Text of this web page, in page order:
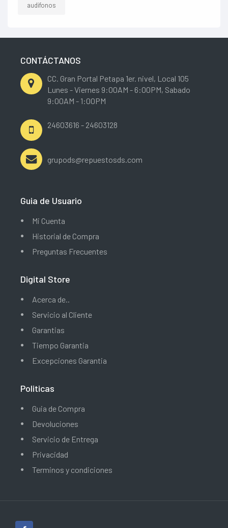
audifonos
CONTÁCTANOS
CC. Gran Portal Petapa 1er. nivel, Local 105
Lunes - Viernes 9:00AM - 6:00PM, Sabado
9:00AM - 1:00PM
24603616 - 24603128
grupods@repuestosds.com
Guia de Usuario
Mi Cuenta
Historial de Compra
Preguntas Frecuentes
Digital Store
Acerca de..
Servicio al Cliente
Garantias
Tiempo Garantia
Excepciones Garantia
Politicas
Guia de Compra
Devoluciones
Servicio de Entrega
Privacidad
Terminos y condiciones